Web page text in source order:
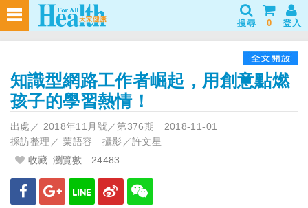
搜尋 0 登入
知識型網路工作者崛起，用創意點燃
孩子的學習熱情！
出處／ 2018年11月號／第376期 2018-11-01
採訪整理／ 葉語容 攝影／許文星
收藏 瀏覽數 : 24483